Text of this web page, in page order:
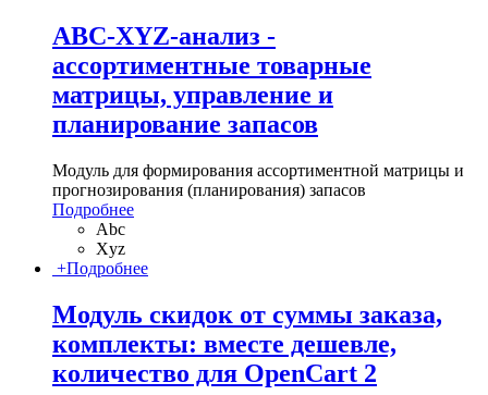
ABC-XYZ-анализ -
ассортиментные товарные
матрицы, управление и
планирование запасов
Модуль для формирования ассортиментной матрицы и
прогнозирования (планирования) запасов
Подробнее
Abc
Xyz
+Подробнее
Модуль скидок от суммы заказа,
комплекты: вместе дешевле,
количество для OpenCart 2